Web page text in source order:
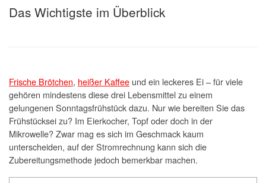
Das Wichtigste im Überblick
Frische Brötchen, heißer Kaffee und ein leckeres Ei – für viele
gehören mindestens diese drei Lebensmittel zu einem
gelungenen Sonntagsfrühstück dazu. Nur wie bereiten Sie das
Frühstücksei zu? Im Eierkocher, Topf oder doch in der
Mikrowelle? Zwar mag es sich im Geschmack kaum
unterscheiden, auf der Stromrechnung kann sich die
Zubereitungsmethode jedoch bemerkbar machen.